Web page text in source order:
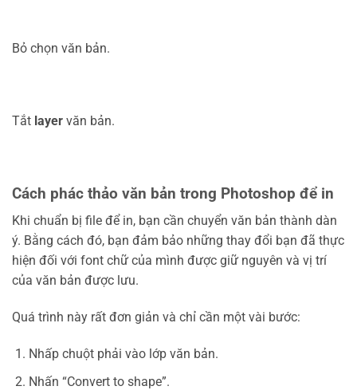
Bỏ chọn văn bản.
Tắt layer văn bản.
Cách phác thảo văn bản trong Photoshop để in
Khi chuẩn bị file để in, bạn cần chuyển văn bản thành dàn
ý. Bằng cách đó, bạn đảm bảo những thay đổi bạn đã thực
hiện đối với font chữ của mình được giữ nguyên và vị trí
của văn bản được lưu.
Quá trình này rất đơn giản và chỉ cần một vài bước:
Nhấp chuột phải vào lớp văn bản.
Nhấn “Convert to shape”.